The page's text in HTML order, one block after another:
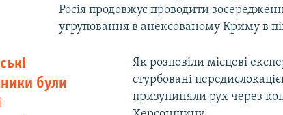
Росія продовжує проводити
угруповання в анексованому Криму в
були
Як розповіли місцеві
стурбовані
призупиняли рух через